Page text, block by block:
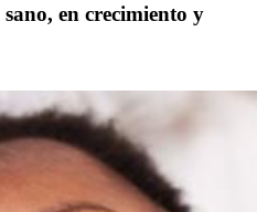
en crecimiento y